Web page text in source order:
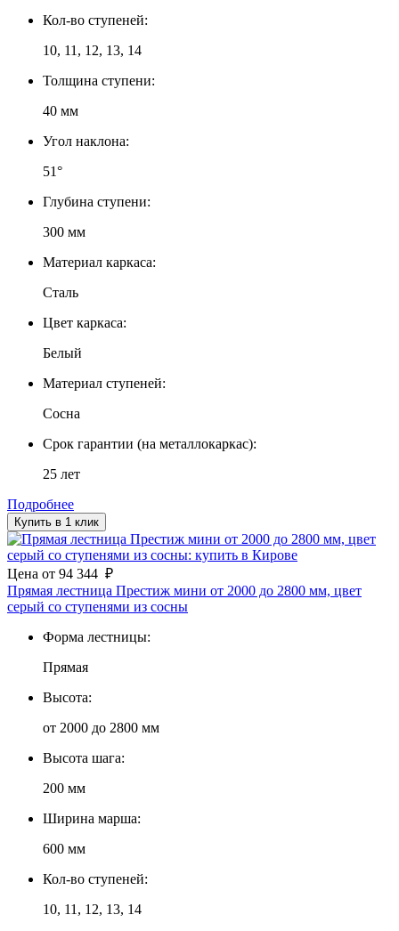
Кол-во ступеней:
10, 11, 12, 13, 14
Толщина ступени:
40 мм
Угол наклона:
51°
Глубина ступени:
300 мм
Материал каркаса:
Сталь
Цвет каркаса:
Белый
Материал ступеней:
Сосна
Срок гарантии (на металлокаркас):
25 лет
Подробнее
Купить в 1 клик
Цена от 94 344 ₽
Прямая лестница Престиж мини от 2000 до 2800 мм, цвет
серый со ступенями из сосны
Форма лестницы:
Прямая
Высота:
от 2000 до 2800 мм
Высота шага:
200 мм
Ширина марша:
600 мм
Кол-во ступеней:
10, 11, 12, 13, 14